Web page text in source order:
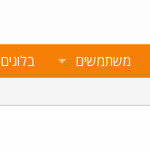
משתמשים בלוגים